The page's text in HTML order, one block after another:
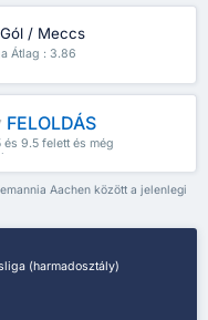
Gól / Meccs
Átlag : 3.86
FELOLDÁS
és 9.5 felett és még
Aachen között a jelenlegi
(harmadosztály)